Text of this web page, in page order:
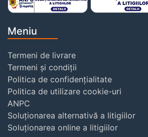
Meniu
Termeni de livrare
Termeni și condiții
Politica de confidențialitate
Politica de utilizare cookie-uri
ANPC
Soluționarea alternativă a litigiilor
Soluționarea online a litigiilor